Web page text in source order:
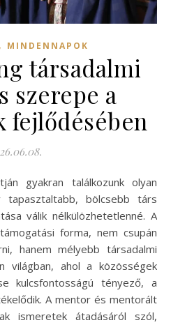
, MINDENNAPOK
társadalmi
szerepe a
fejlődésében
tapasztaltabb, bölcsebb társ
válik nélkülözhetetlenné. A
forma, nem csupán
hanem mélyebb társadalmi
világban, ahol a közösségek
kulcsfontosságú tényező, a
A mentor és mentorált
ismeretek átadásáról szól,